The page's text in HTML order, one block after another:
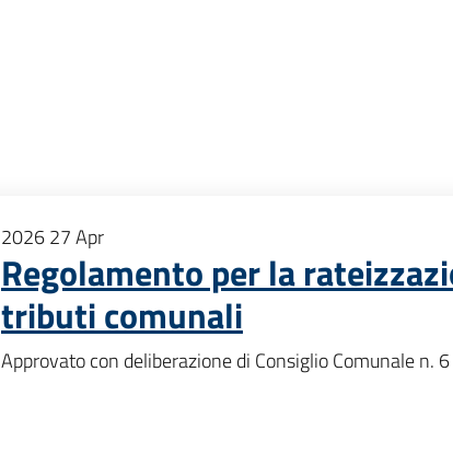
202627Apr
Regolamento per la
tributi comunali
Approvato con deliberazione di Consiglio Comunale n.